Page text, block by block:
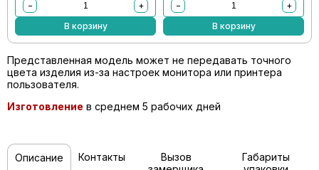
−
+
В корзину
−
+
В корзину
Представленная модель может не передавать точного
цвета изделия из-за настроек монитора или принтера
пользователя.
Изготовление в среднем 5 рабочих дней
Описание Контакты
Вызов
Габариты